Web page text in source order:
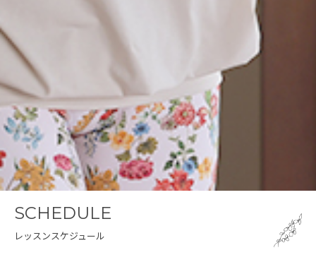
SCHEDULE
レッスンスケジュール